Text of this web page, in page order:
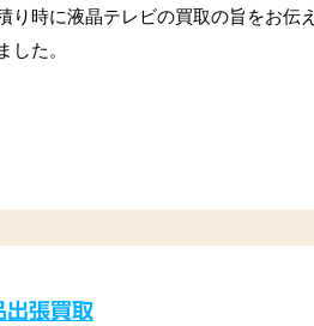
り時に液晶テレビの買取の旨をお伝え
た。
出張買取